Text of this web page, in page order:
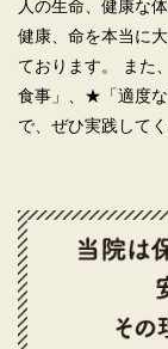
健康、命を本当に
ております。 また
食事」、★「適度
で、ぜひ実践してく